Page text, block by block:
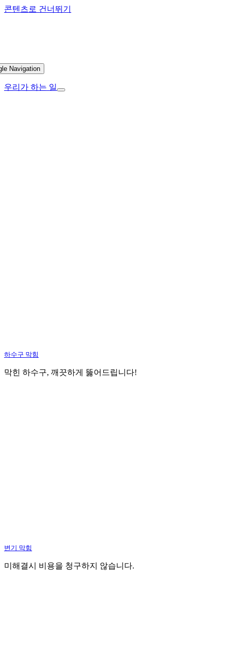
콘텐츠로 건너뛰기
Navigation
우리가 하는 일
하수구 막힘
막힌 하수구, 깨끗하게 뚫어드립니다!
변기 막힘
미해결시 비용을 청구하지 않습니다.